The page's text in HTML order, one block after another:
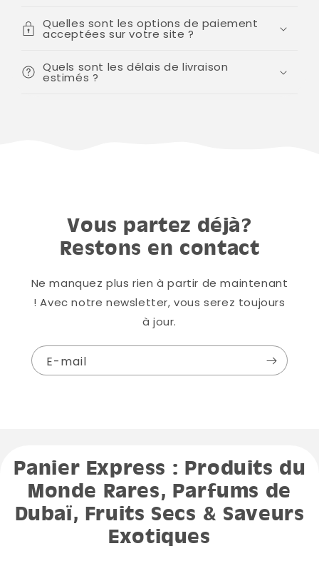
Quelles sont les options de paiement
acceptées sur votre site ?
Quels sont les délais de livraison
estimés ?
Vous partez déjà?
Restons en contact
Ne manquez plus rien à partir de maintenant
! Avec notre newsletter, vous serez toujours
à jour.
E-mail
Panier Express : Produits du
Monde Rares, Parfums de
Dubaï, Fruits Secs & Saveurs
Exotiques